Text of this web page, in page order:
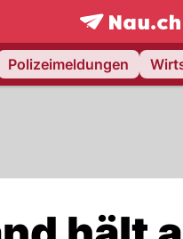
frontpage.
Polizeimeldungen